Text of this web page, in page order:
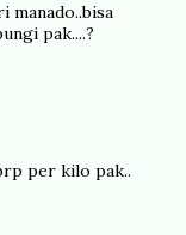
manado..bisa
pak....?
per kilo pak..